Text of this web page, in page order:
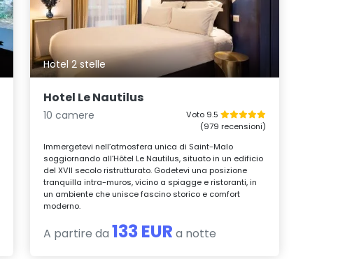
Hotel 2 stelle
Hotel Le Nautilus
10 camere
Voto 9.5
(979 recensioni)
Immergetevi nell’atmosfera unica di Saint-Malo
soggiornando all’Hôtel Le Nautilus, situato in un edificio
del XVII secolo ristrutturato. Godetevi una posizione
tranquilla intra-muros, vicino a spiagge e ristoranti, in
un ambiente che unisce fascino storico e comfort
moderno.
A partire da 133 EUR a notte